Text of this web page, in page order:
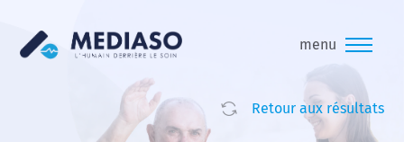
menu
Retour aux résultats